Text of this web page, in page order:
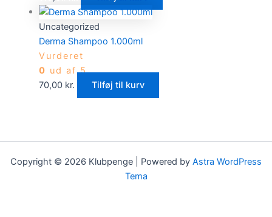
Uncategorized
Derma Shampoo 1.000ml
Vurderet
0 ud af 5
70,00 kr. Tilføj til kurv
Copyright © 2026 Klubpenge | Powered by Astra WordPress
Tema